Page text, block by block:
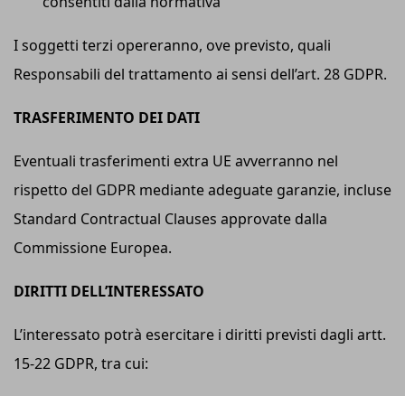
I soggetti terzi opereranno, ove previsto, quali
Responsabili del trattamento ai sensi dell’art. 28 GDPR.
TRASFERIMENTO DEI DATI
Eventuali trasferimenti extra UE avverranno nel
rispetto del GDPR mediante adeguate garanzie, incluse
Standard Contractual Clauses approvate dalla
Commissione Europea.
DIRITTI DELL’INTERESSATO
L’interessato potrà esercitare i diritti previsti dagli artt.
15-22 GDPR, tra cui: